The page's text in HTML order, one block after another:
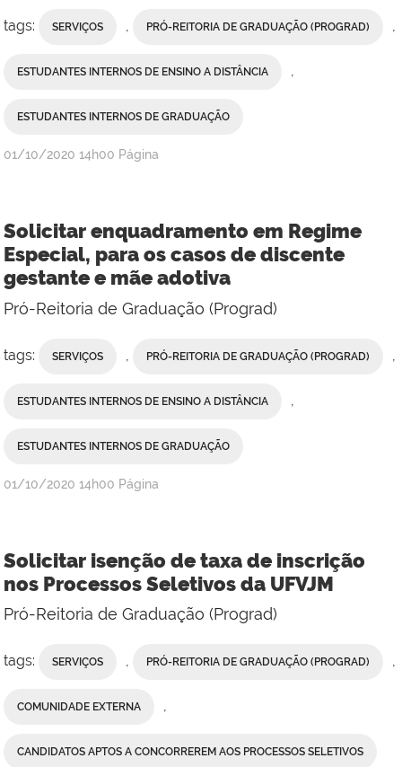
tags: SERVIÇOS , PRÓ-REITORIA DE GRADUAÇÃO (PROGRAD) ,
ESTUDANTES INTERNOS DE ENSINO A DISTÂNCIA ,
ESTUDANTES INTERNOS DE GRADUAÇÃO
publicado
01/10/2020 14h00 Página
Solicitar enquadramento em Regime
Especial, para os casos de discente
gestante e mãe adotiva
Pró-Reitoria de Graduação (Prograd)
tags: SERVIÇOS PRÓ-REITORIA DE GRADUAÇÃO (PROGRAD)
ESTUDANTES INTERNOS DE ENSINO A DISTÂNCIA
ESTUDANTES INTERNOS DE GRADUAÇÃO
publicado
01/10/2020 14h00 Página
Solicitar isenção de taxa de inscrição
nos Processos Seletivos da UFVJM
Pró-Reitoria de Graduação (Prograd)
tags: SERVIÇOS , PRÓ-REITORIA DE GRADUAÇÃO (PROGRAD) ,
COMUNIDADE EXTERNA ,
CANDIDATOS APTOS A CONCORREREM AOS PROCESSOS SELETIVOS